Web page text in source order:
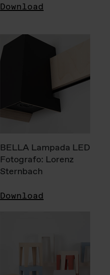
Download
BELLA Lampada LED
Fotografo: Lorenz
Sternbach
Download